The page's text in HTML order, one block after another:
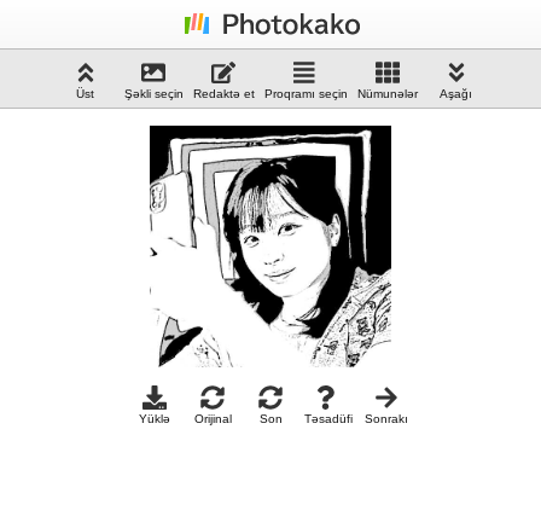
Üst Şəkli seçin Redaktə et Proqramı seçin Nümunələr Aşağı
Yüklə Orijinal Son Təsadüfi Sonrakı